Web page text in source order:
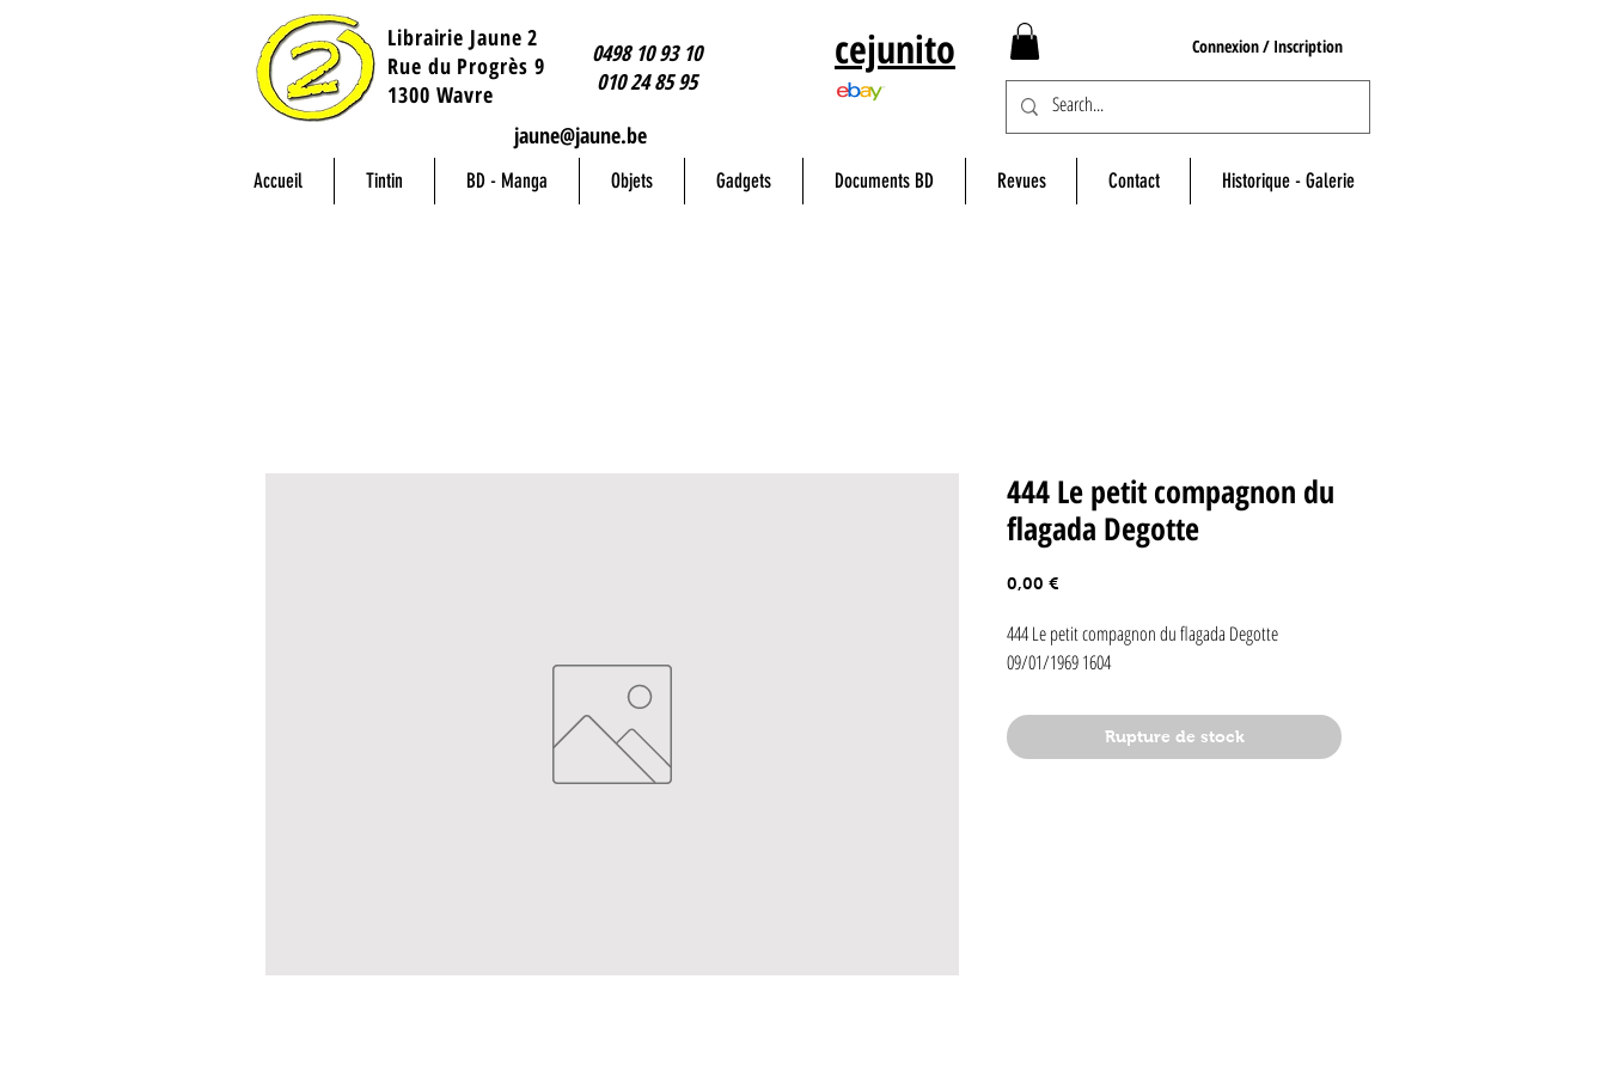
Librairie Jaune 2
​Rue du Progrès 9
1300 Wavre
0498 10 93 10
010 24 85 95
jaune@jaune.be
cejunito Connexion / Inscription
Accueil Tintin BD - Manga Objets Gadgets Documents BD Revues Contact Historique - Galerie
444 Le petit compagnon du
flagada Degotte
0,00 €
444 Le petit compagnon du flagada Degotte
09/01/1969 1604
Rupture de stock